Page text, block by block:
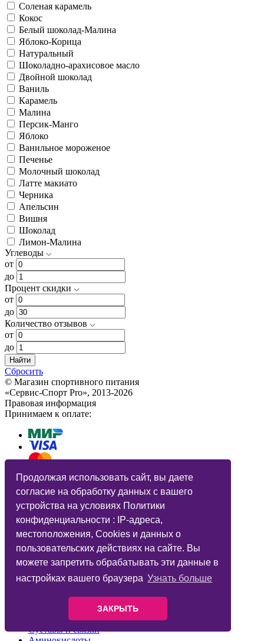
Продолжая использовать сайт, вы даете
согласие на обработку данных с вашего
устройства на условиях Политики
конфиденциальности : IP-адреса,
местоположения, Cookies и данных о
пользовательских действиях на сайте. Вы
можете запретить обрабатывать эти данные в
настройках вашего браузера Узнать больше
ЗАКРЫТЬ
Соленая карамель
Кокос
Белый шоколад-Малина
Яблоко-Корица
Натуральный
Шоколадно-арахисовое масло
Двойной шоколад
Ваниль
Карамель
Малина
Персик-Манго
Яблоко
Ванильное мороженое
Печенье
Молочный шоколад
Латте макиато
Черника
Апельсин
Вишня
Шоколад
Лимон-Малина
Углеводы
от
до
Процент скидки
от
до
Количество отзывов
от
до
Найти
Сбросить
© Магазин спортивного питания
«Сервис-Спорт Pro», 2013-2026
Правовая информация
Принимаем к оплате:
Протеины
Витамины и минералы
Жиросжигатели
BCAA
Предтренировочные комплексы
Суставы и связки